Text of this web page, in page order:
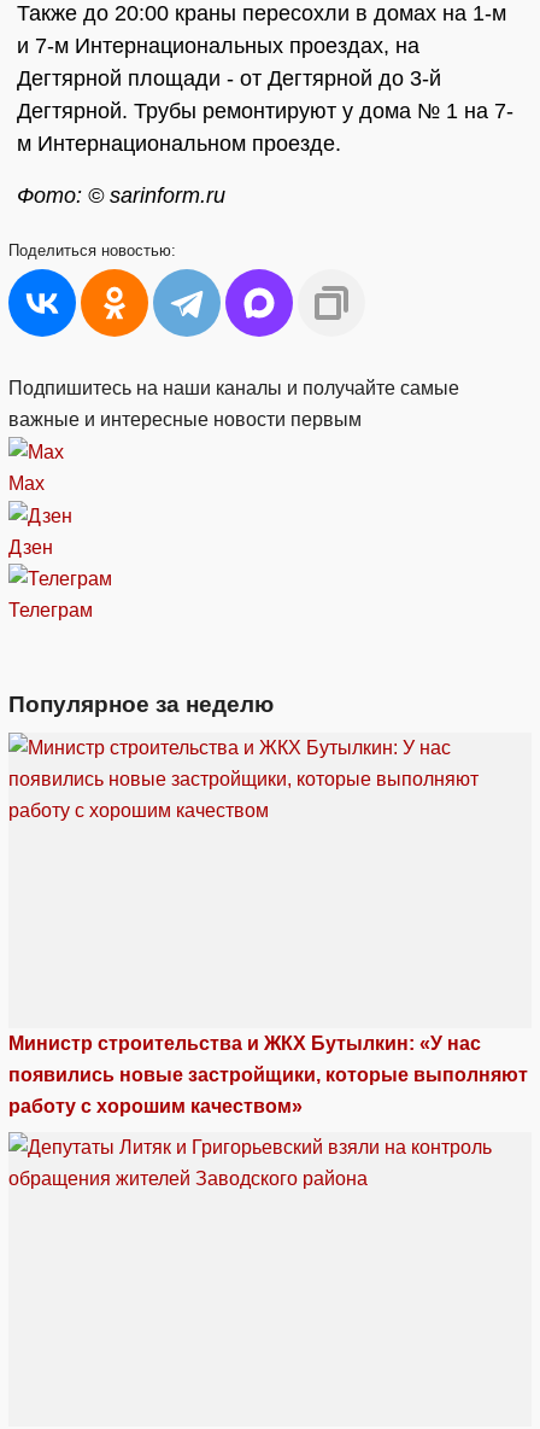
Также до 20:00 краны пересохли в домах на 1-м
и 7-м Интернациональных проездах, на
Дегтярной площади - от Дегтярной до 3-й
Дегтярной. Трубы ремонтируют у дома № 1 на 7-
м Интернациональном проезде.
Фото: © sarinform.ru
Поделиться новостью:
Подпишитесь на наши каналы и получайте самые
важные и интересные новости первым
Max
Дзен
Телеграм
Популярное за неделю
Министр строительства и ЖКХ Бутылкин: «У нас
появились новые застройщики, которые выполняют
работу с хорошим качеством»